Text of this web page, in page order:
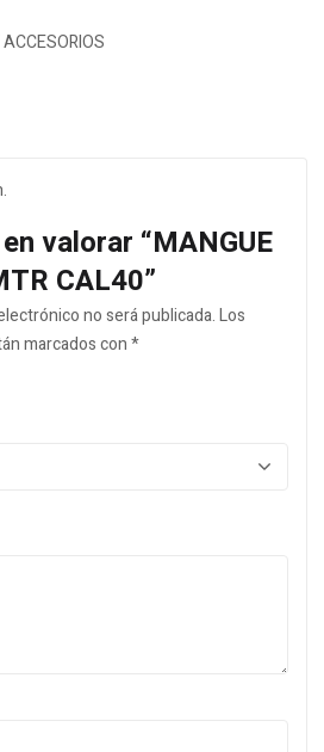
valorar “MANGUE
CAL40”
no será publicada.Los
marcados con*